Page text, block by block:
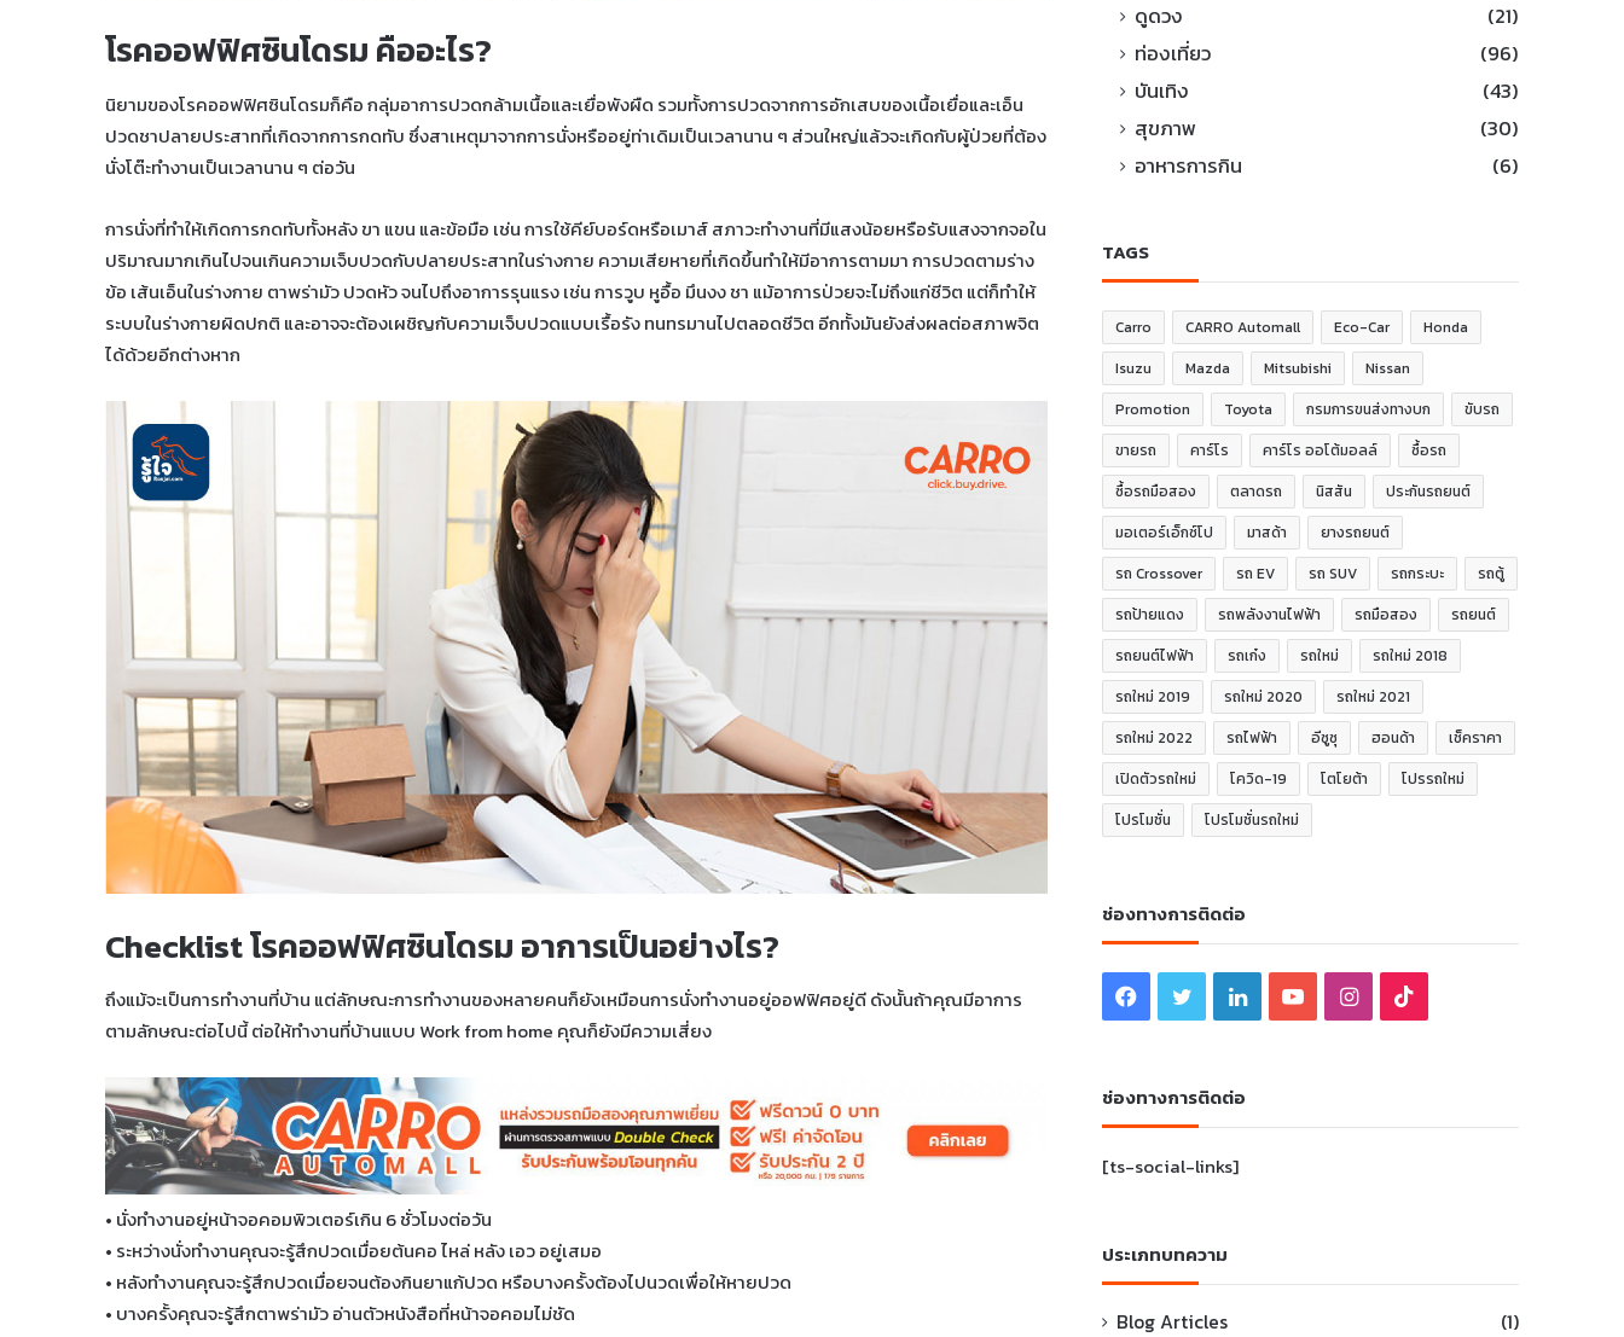
โรคออฟฟิศซินโดรม คืออะไร?
นิยามของโรคออฟฟิศซินโดรมก็คือ กลุ่มอาการปวดกล้ามเนื้อและเยื่อพังผืด รวมทั้งการปวดจากการอักเสบของเนื้อเยื่อและเอ็น
ปวดชาปลายประสาทที่เกิดจากการกดทับ ซึ่งสาเหตุมาจากการนั่งหรืออยู่ท่าเดิมเป็นเวลานาน ๆ ส่วนใหญ่แล้วจะเกิดกับผู้ป่วยที่ต้อง
นั่งโต๊ะทำงานเป็นเวลานาน ๆ ต่อวัน
การนั่งที่ทำให้เกิดการกดทับทั้งหลัง ขา แขน และข้อมือ เช่น การใช้คีย์บอร์ดหรือเมาส์ สภาวะทำงานที่มีแสงน้อยหรือรับแสงจากจอใน
ปริมาณมากเกินไปจนเกินความเจ็บปวดกับปลายประสาทในร่างกาย ความเสียหายที่เกิดขึ้นทำให้มีอาการตามมา การปวดตามร่าง
ข้อ เส้นเอ็นในร่างกาย ตาพร่ามัว ปวดหัว จนไปถึงอาการรุนแรง เช่น การวูบ หูอื้อ มึนงง ชา แม้อาการป่วยจะไม่ถึงแก่ชีวิต แต่ก็ทำให้
ระบบในร่างกายผิดปกติ และอาจจะต้องเผชิญกับความเจ็บปวดแบบเรื้อรัง ทนทรมานไปตลอดชีวิต อีกทั้งมันยังส่งผลต่อสภาพจิต
ได้ด้วยอีกต่างหาก
Checklist โรคออฟฟิศซินโดรม อาการเป็นอย่างไร?
ถึงแม้จะเป็นการทำงานที่บ้าน แต่ลักษณะการทำงานของหลายคนก็ยังเหมือนการนั่งทำงานอยู่ออฟฟิศอยู่ดี ดังนั้นถ้าคุณมีอาการ
ตามลักษณะต่อไปนี้ ต่อให้ทำงานที่บ้านแบบ Work from home คุณก็ยังมีความเสี่ยง
• นั่งทำงานอยู่หน้าจอคอมพิวเตอร์เกิน 6 ชั่วโมงต่อวัน
• ระหว่างนั่งทำงานคุณจะรู้สึกปวดเมื่อยต้นคอ ไหล่ หลัง เอว อยู่เสมอ
• หลังทำงานคุณจะรู้สึกปวดเมื่อยจนต้องกินยาแก้ปวด หรือบางครั้งต้องไปนวดเพื่อให้หายปวด
• บางครั้งคุณจะรู้สึกตาพร่ามัว อ่านตัวหนังสือที่หน้าจอคอมไม่ชัด
ดูดวง
(21)
ท่องเที่ยว
(96)
บันเทิง
(43)
สุขภาพ
(30)
อาหารการกิน
(6)
TAGS
Carro CARRO Automall Eco-Car
Honda
Isuzu
Mazda Mitsubishi
Nissan
Promotion
Toyota กรมการขนส่งทางบก
ขับรถ
ขายรถ
คาร์โร คาร์โร ออโต้มอลล์
ซื้อรถ
ซื้อรถมือสอง
ตลาดรถ นิสสัน
ประกันรถยนต์
มอเตอร์เอ็กซ์โป
มาสด้า
ยางรถยนต์
รถ Crossover
รถ EV รถ SUV รถกระบะ
รถตู้
รถป้ายแดง
รถพลังงานไฟฟ้า รถมือสอง
รถยนต์
รถยนต์ไฟฟ้า
รถเก๋ง รถใหม่
รถใหม่ 2018
รถใหม่ 2019
รถใหม่ 2020
รถใหม่ 2021
รถใหม่ 2022
รถไฟฟ้า อีซูซุ ฮอนด้า
เช็คราคา
เปิดตัวรถใหม่
โควิด-19 โตโยต้า
โปรรถใหม่
โปรโมชั่น
โปรโมชั่นรถใหม่
ช่องทางการติดต่อ
Facebook
TwitterLinkedInYouTubeInstagram
ช่องทางการติดต่อ
[ts-social-links]
ประเภทบทความ
Blog Articles
(1)